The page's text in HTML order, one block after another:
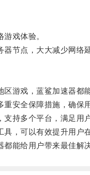
戏体验。
节点，大大减少网络延
戏，蓝鲨加速器都
全保障措施，确保用
持多个平台，满足用户
可以有效提升用户在
给用户带来最佳解